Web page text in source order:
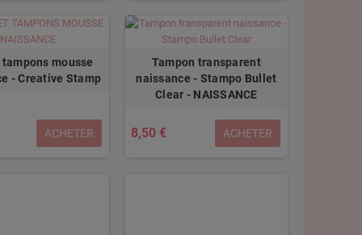
mousse
- Creative Stamp
ACHETER
Tampon transparent
naissance - Stampo Bullet
Clear - NAISSANCE
8,50 € ACHETER